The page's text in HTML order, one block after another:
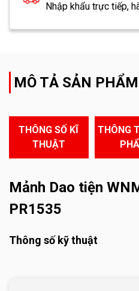
Nhập khẩu trực tiếp,
MÔ TẢ SẢN PHẨM
THÔNG SỐ KĨ
THUẬT
THÔNG
Mảnh Dao tiện
PR1535
Thông số kỹ thuật